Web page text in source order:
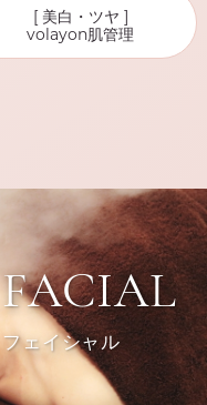
[ 美白・ツヤ ]
volayon肌管理
FACIAL
フェイシャル